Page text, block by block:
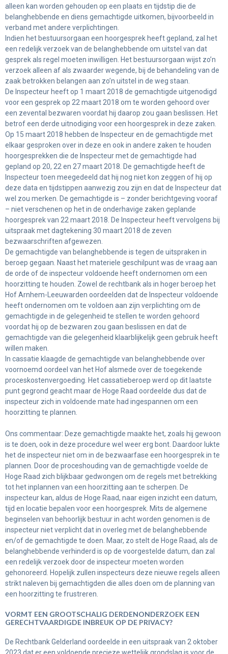
alleen kan worden gehouden op een plaats en tijdstip die de
belanghebbende en diens gemachtigde uitkomen, bijvoorbeeld in
verband met andere verplichtingen.
Indien het bestuursorgaan een hoorgesprek heeft gepland, zal het
een redelijk verzoek van de belanghebbende om uitstel van dat
gesprek als regel moeten inwilligen. Het bestuursorgaan wijst zo’n
verzoek alleen af als zwaarder wegende, bij de behandeling van de
zaak betrokken belangen aan zo’n uitstel in de weg staan.
De Inspecteur heeft op 1 maart 2018 de gemachtigde uitgenodigd
voor een gesprek op 22 maart 2018 om te worden gehoord over
een zevental bezwaren voordat hij daarop zou gaan beslissen. Het
betrof een derde uitnodiging voor een hoorgesprek in deze zaken.
Op 15 maart 2018 hebben de Inspecteur en de gemachtigde met
elkaar gesproken over in deze en ook in andere zaken te houden
hoorgesprekken die de Inspecteur met de gemachtigde had
gepland op 20, 22 en 27 maart 2018. De gemachtigde heeft de
Inspecteur toen meegedeeld dat hij nog niet kon zeggen of hij op
deze data en tijdstippen aanwezig zou zijn en dat de Inspecteur dat
wel zou merken. De gemachtigde is – zonder berichtgeving vooraf
– niet verschenen op het in de onderhavige zaken geplande
hoorgesprek van 22 maart 2018. De Inspecteur heeft vervolgens bij
uitspraak met dagtekening 30 maart 2018 de zeven
bezwaarschriften afgewezen.
De gemachtigde van belanghebbende is tegen de uitspraken in
beroep gegaan. Naast het materiele geschilpunt was de vraag aan
de orde of de inspecteur voldoende heeft ondernomen om een
hoorzitting te houden. Zowel de rechtbank als in hoger beroep het
Hof Arnhem-Leeuwarden oordeelden dat de Inspecteur voldoende
heeft ondernomen om te voldoen aan zijn verplichting om de
gemachtigde in de gelegenheid te stellen te worden gehoord
voordat hij op de bezwaren zou gaan beslissen en dat de
gemachtigde van die gelegenheid klaarblijkelijk geen gebruik heeft
willen maken.
In cassatie klaagde de gemachtigde van belanghebbende over
voornoemd oordeel van het Hof alsmede over de toegekende
proceskostenvergoeding. Het cassatieberoep werd op dit laatste
punt gegrond geacht maar de Hoge Raad oordeelde dus dat de
inspecteur zich in voldoende mate had ingespannen om een
hoorzitting te plannen.
Ons commentaar: Deze gemachtigde maakte het, zoals hij gewoon
is te doen, ook in deze procedure wel weer erg bont. Daardoor lukte
het de inspecteur niet om in de bezwaarfase een hoorgesprek in te
plannen. Door de proceshouding van de gemachtigde voelde de
Hoge Raad zich blijkbaar gedwongen om de regels met betrekking
tot het inplannen van een hoorzitting aan te scherpen. De
inspecteur kan, aldus de Hoge Raad, naar eigen inzicht een datum,
tijd en locatie bepalen voor een hoorgesprek. Mits de algemene
beginselen van behoorlijk bestuur in acht worden genomen is de
inspecteur niet verplicht dat in overleg met de belanghebbende
en/of de gemachtigde te doen. Maar, zo stelt de Hoge Raad, als de
belanghebbende verhinderd is op de voorgestelde datum, dan zal
een redelijk verzoek door de inspecteur moeten worden
gehonoreerd. Hopelijk zullen inspecteurs deze nieuwe regels alleen
strikt naleven bij gemachtigden die alles doen om de planning van
een hoorzitting te frustreren.
VORMT EEN GROOTSCHALIG DERDENONDERZOEK EEN
GERECHTVAARDIGDE INBREUK OP DE PRIVACY?
De Rechtbank Gelderland oordeelde in een uitspraak van 2 oktober